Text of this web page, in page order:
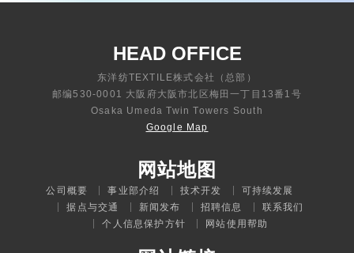
HEAD OFFICE
东洋纺TEXTILE株式会社（总部）
邮编530-0001 大阪府大阪市北区梅田一丁目13番1号
Osaka Umeda Twin Towers South
Google Map
网站地图
公司概要 事业部介绍 技术开发
可持续发展
据点与交通
新闻发布 招聘信息
联系我们
个人信息保护方针
网站使用帮助